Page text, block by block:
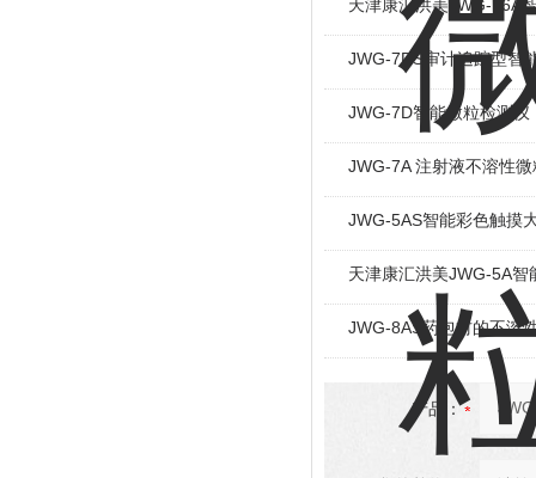
天津康汇洪美JWG-16A
JWG-7DS审计追踪型智
JWG-7D智能微粒检测
JWG-7A 注射液不溶性
JWG-5AS智能彩色触摸
天津康汇洪美JWG-5A智
JWG-8AS药包材的不溶
产品：